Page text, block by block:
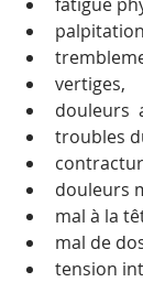
vertiges,
douleurs
troubles
douleurs
mal à la
mal de
tension